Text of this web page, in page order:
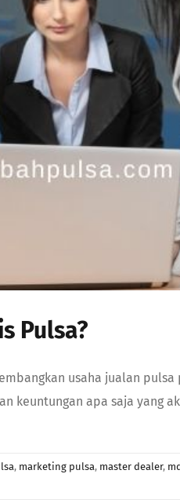
Pulsa?
usaha jualan
keuntungan apa saja yang
, marketing pulsa, master dealer,